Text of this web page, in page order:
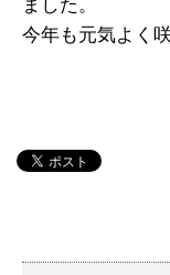
ました。
今年も元気よく